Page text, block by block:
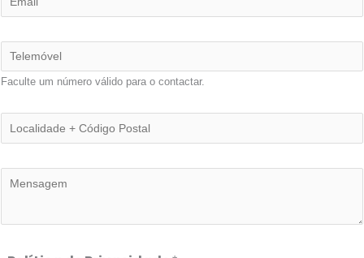
e
m
a
i
l
*
e
m
ó
Faculte um número válido para o contactar.
o
cM
n